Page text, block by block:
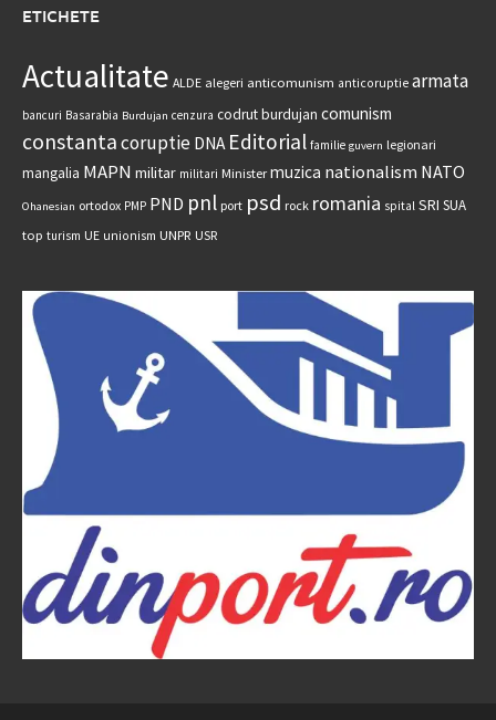
ETICHETE
Actualitate ALDE alegeri anticomunism anticoruptie armata
bancuri Basarabia Burdujan cenzura codrut burdujan comunism
constantacoruptie DNA Editorial familie guvern legionari
mangalia MAPN militar militari Minister muzica nationalism NATO
Ohanesian ortodox PMP PND pnl port psd rock romania spital SRI SUA
top turism UE unionism UNPR USR